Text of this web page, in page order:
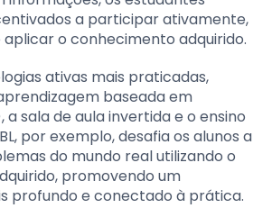
a participar ativamente,
o conhecimento adquirido.
ativas mais praticadas,
baseada em
a sala de aula invertida e o ensino
por exemplo, desafia os alunos a
do mundo real utilizando o
promovendo um
profundo e conectado à prática.